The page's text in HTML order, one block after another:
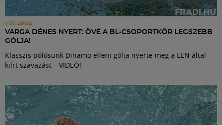
VÍZILABDA
VARGA DÉNES NYERT: ÖVÉ A BL-CSOPORTKÖR LEGSZEBB
GÓLJA!
Klasszis pólósunk Dinamo elleni gólja nyerte meg a LEN által
kiírt szavazást – VIDEÓ!